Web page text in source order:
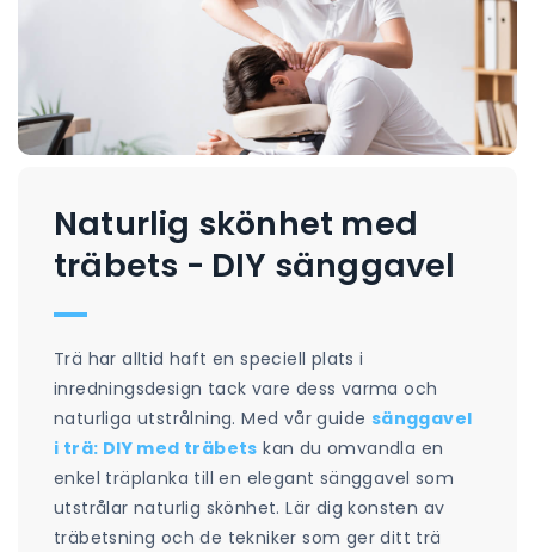
Naturlig skönhet med
träbets - DIY sänggavel
Trä har alltid haft en speciell plats i
inredningsdesign tack vare dess varma och
naturliga utstrålning. Med vår guide sänggavel
i trä: DIY med träbets kan du omvandla en
enkel träplanka till en elegant sänggavel som
utstrålar naturlig skönhet. Lär dig konsten av
träbetsning och de tekniker som ger ditt trä